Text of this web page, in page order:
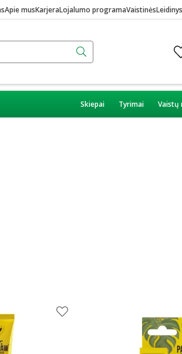
Apie musKarjeraLojalumo programaVaistinėsLeidinys
Skiepai Tyrimai Vaistų